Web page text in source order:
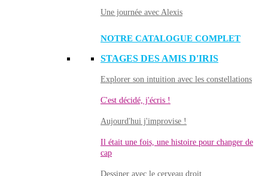
Une journée avec Alexis
NOTRE CATALOGUE COMPLET
STAGES DES AMIS D'IRIS
Explorer son intuition avec les constellations
C'est décidé, j'écris !
Aujourd'hui j'improvise !
Il était une fois, une histoire pour changer de
cap
Dessiner avec le cerveau droit